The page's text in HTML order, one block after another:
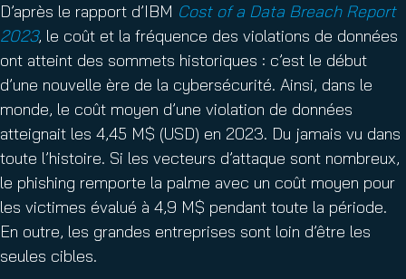
D’après le rapport d’IBM Cost of a Data Breach Report
2023, le coût et la fréquence des violations de données
ont atteint des sommets historiques : c’est le début
d’une nouvelle ère de la cybersécurité. Ainsi, dans le
monde, le coût moyen d’une violation de données
atteignait les 4,45 M$ (USD) en 2023. Du jamais vu dans
toute l’histoire. Si les vecteurs d’attaque sont nombreux,
le phishing remporte la palme avec un coût moyen pour
les victimes évalué à 4,9 M$ pendant toute la période.
En outre, les grandes entreprises sont loin d’être les
seules cibles.